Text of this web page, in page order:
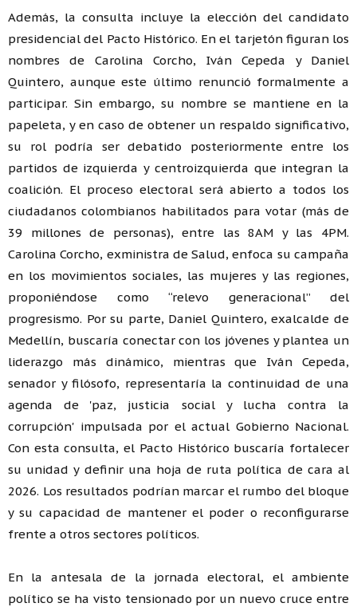
Además, la consulta incluye la elección del candidato
presidencial del Pacto Histórico. En el tarjetón figuran los
nombres de Carolina Corcho, Iván Cepeda y Daniel
Quintero, aunque este último renunció formalmente a
participar. Sin embargo, su nombre se mantiene en la
papeleta, y en caso de obtener un respaldo significativo,
su rol podría ser debatido posteriormente entre los
partidos de izquierda y centroizquierda que integran la
coalición. El proceso electoral será abierto a todos los
ciudadanos colombianos habilitados para votar (más de
39 millones de personas), entre las 8AM y las 4PM.
Carolina Corcho, exministra de Salud, enfoca su campaña
en los movimientos sociales, las mujeres y las regiones,
proponiéndose como “relevo generacional” del
progresismo. Por su parte, Daniel Quintero, exalcalde de
Medellín, buscaría conectar con los jóvenes y plantea un
liderazgo más dinámico, mientras que Iván Cepeda,
senador y filósofo, representaría la continuidad de una
agenda de 'paz, justicia social y lucha contra la
corrupción' impulsada por el actual Gobierno Nacional.
Con esta consulta, el Pacto Histórico buscaría fortalecer
su unidad y definir una hoja de ruta política de cara al
2026. Los resultados podrían marcar el rumbo del bloque
y su capacidad de mantener el poder o reconfigurarse
frente a otros sectores políticos.
En la antesala de la jornada electoral, el ambiente
político se ha visto tensionado por un nuevo cruce entre